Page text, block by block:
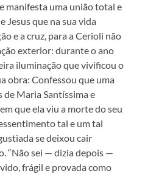
manifesta uma união total e
Jesus que na sua vida
e a cruz, para a Cerioli não
exterior: durante o ano
iluminação que vivificou o
obra: Confessou que uma
de Maria Santíssima e
que ela viu a morte do seu
tal e um tal
se deixou cair
“Não sei — dizia depois —
frágil e provada como